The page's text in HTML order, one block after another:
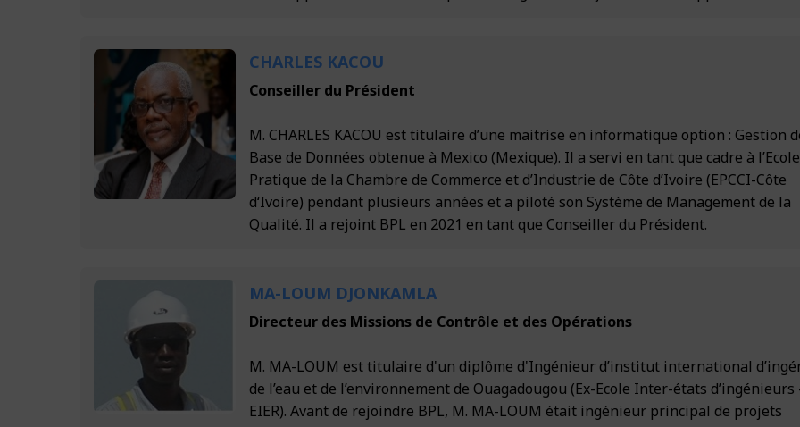
CHARLES KACOU
Conseiller du Président
M. CHARLES KACOU est titulaire d’une maitrise en informatique option : Gestion
Base de Données obtenue à Mexico (Mexique). Il a servi en tant que cadre à l’Ecole
Pratique de la Chambre de Commerce et d’Industrie de Côte d’Ivoire (EPCCI-Côte
d‘Ivoire) pendant plusieurs années et a piloté son Système de Management de la
Qualité. Il a rejoint BPL en 2021 en tant que Conseiller du Président.
MA-LOUM DJONKAMLA
Directeur des Missions de Contrôle et des Opérations
M. MA-LOUM est titulaire d'un diplôme d'Ingénieur d’institut international
de l’eau et de l’environnement de Ouagadougou (Ex-Ecole Inter-états d’ingénieurs
EIER). Avant de rejoindre BPL, M. MA-LOUM était ingénieur principal de projets